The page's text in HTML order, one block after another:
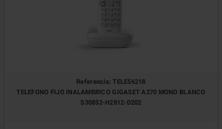
Referencia: TELE56218
TELEFONO FIJO INALAMBRICO GIGASET A270 MONO BLANCO
S30852-H2812-D202